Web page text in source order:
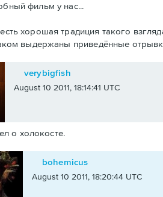
фильм у нас...
хорошая традиция такого
выдержаны приведённые
verybigfish
August 10 2011, 18:14:41 UTC
о холокосте.
bohemicus
August 10 2011, 18:20:44 UTC